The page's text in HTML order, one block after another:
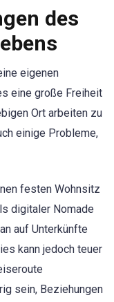
des
eigenen
eine große Freiheit
Ort arbeiten zu
einige Probleme,
festen Wohnsitz
digitaler Nomade
auf Unterkünfte
kann jedoch teuer
sein, Beziehungen